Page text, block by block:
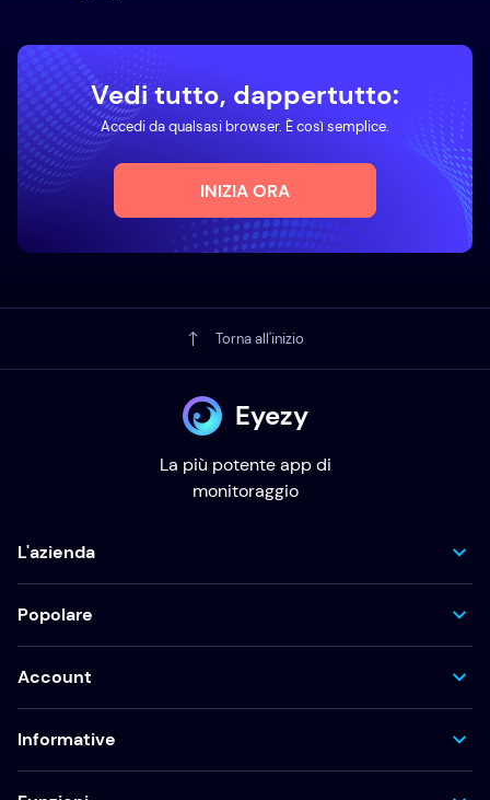
Vedi tutto, dappertutto:
Accedi da qualsasi browser. È così semplice.
INIZIA ORA
Torna all'inizio
Eyezy
La più potente app di
monitoraggio
L'azienda
Popolare
Account
Informative